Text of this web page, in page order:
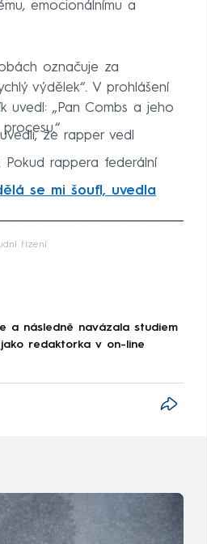
emocionálnímu a
označuje za
výdělek“. V prohlášení
uvedl: „Pan Combs a jeho
že rapper vedl
Pokud rappera federální
se mi šoufl, uvedla
řízení
a následně navázala studiem
redaktorka v on-line